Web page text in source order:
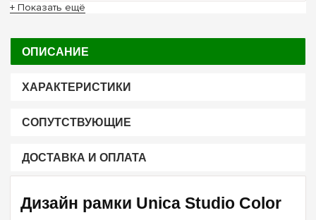
+ Показать ещё
ОПИСАНИЕ
ХАРАКТЕРИСТИКИ
СОПУТСТВУЮЩИЕ
ДОСТАВКА И ОПЛАТА
Дизайн рамки Unica Studio Color